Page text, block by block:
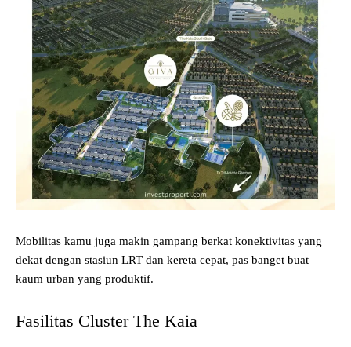
Mobilitas kamu juga makin gampang berkat konektivitas yang
dekat dengan stasiun LRT dan kereta cepat, pas banget buat
kaum urban yang produktif.
Fasilitas Cluster The Kaia